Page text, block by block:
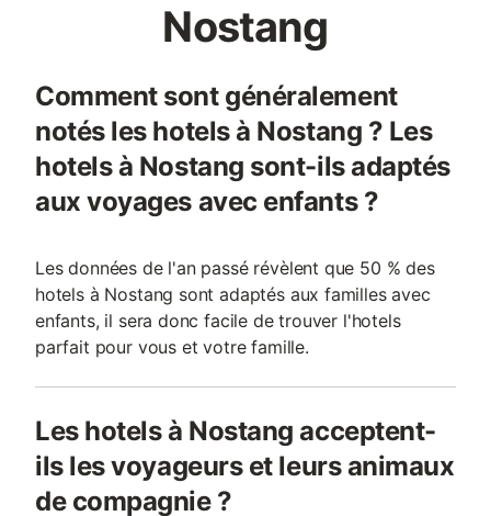
Nostang
Comment sont généralement
notés les hotels à Nostang ? Les
hotels à Nostang sont-ils adaptés
aux voyages avec enfants ?
Les données de l'an passé révèlent que 50 % des
hotels à Nostang sont adaptés aux familles avec
enfants, il sera donc facile de trouver l'hotels
parfait pour vous et votre famille.
Les hotels à Nostang acceptent-
ils les voyageurs et leurs animaux
de compagnie ?